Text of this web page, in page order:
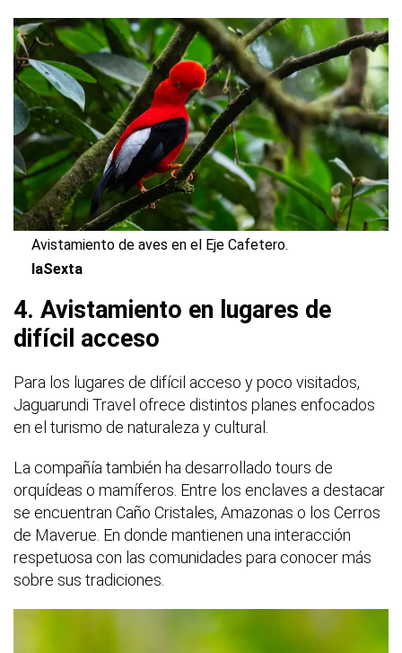
Avistamiento de aves en el Eje Cafetero.
laSexta
4. Avistamiento en lugares de
difícil acceso
Para los lugares de difícil acceso y poco visitados,
Jaguarundi Travel ofrece distintos planes enfocados
en el turismo de naturaleza y cultural.
La compañía también ha desarrollado tours de
orquídeas o mamíferos. Entre los enclaves a destacar
se encuentran Caño Cristales, Amazonas o los Cerros
de Maverue. En donde mantienen una interacción
respetuosa con las comunidades para conocer más
sobre sus tradiciones.